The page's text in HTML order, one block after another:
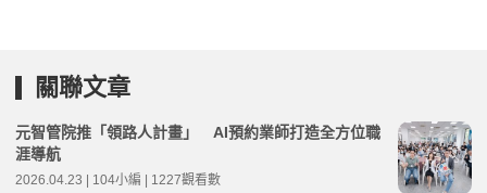
關聯文章
元智管院推「領路人計畫」 AI預約業師打造全方位職
涯導航
2026.04.23 | 104小編 | 1227觀看數